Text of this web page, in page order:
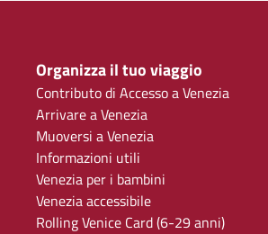
Organizza il tuo viaggio
Contributo di Accesso a Venezia
Arrivare a Venezia
Muoversi a Venezia
Informazioni utili
Venezia per i bambini
Venezia accessibile
Rolling Venice Card (6-29 anni)